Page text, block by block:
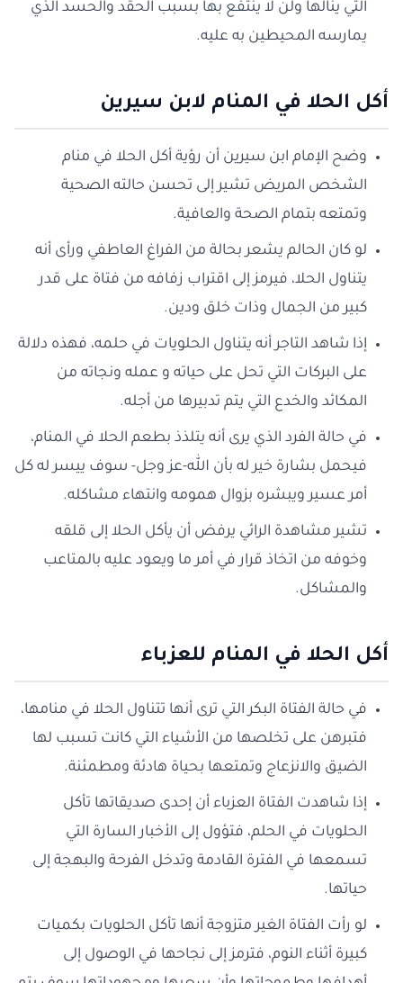
التي ينالها ولن لا ينتفع بها بسبب الحقد والحسد الذي
يمارسه المحيطين به عليه.
أكل الحلا في المنام لابن سيرين
وضح الإمام ابن سيرين أن رؤية أكل الحلا في منام
الشخص المريض تشير إلى تحسن حالته الصحية
وتمتعه بتمام الصحة والعافية.
لو كان الحالم يشعر بحالة من الفراغ العاطفي ورأى أنه
يتناول الحلا، فيرمز إلى اقتراب زفافه من فتاة على قدر
كبير من الجمال وذات خلق ودين.
إذا شاهد التاجر أنه يتناول الحلويات في حلمه، فهذه دلالة
على البركات التي تحل على حياته و عمله ونجاته من
المكائد والخدع التي يتم تدبيرها من أجله.
في حالة الفرد الذي يرى أنه يتلذذ بطعم الحلا في المنام،
فيحمل بشارة خير له بأن الله-عز وجل- سوف ييسر له كل
أمر عسير ويبشره بزوال همومه وانتهاء مشاكله.
تشير مشاهدة الرائي يرفض أن يأكل الحلا إلى قلقه
وخوفه من اتخاذ قرار في أمر ما ويعود عليه بالمتاعب
والمشاكل.
أكل الحلا في المنام للعزباء
في حالة الفتاة البكر التي ترى أنها تتناول الحلا في منامها،
فتبرهن على تخلصها من الأشياء التي كانت تسبب لها
الضيق والانزعاج وتمتعها بحياة هادئة ومطمئنة.
إذا شاهدت الفتاة العزباء أن إحدى صديقاتها تأكل
الحلويات في الحلم، فتؤول إلى الأخبار السارة التي
تسمعها في الفترة القادمة وتدخل الفرحة والبهجة إلى
حياتها.
لو رأت الفتاة الغير متزوجة أنها تأكل الحلويات بكميات
كبيرة أثناء النوم، فترمز إلى نجاحها في الوصول إلى